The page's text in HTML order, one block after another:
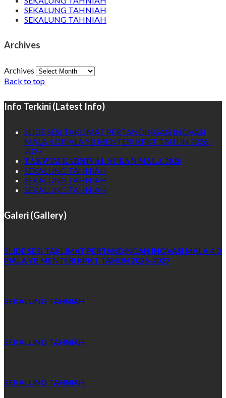
SEKALUNG TAHNIAH
SEKALUNG TAHNIAH
Archives
Archives
Back to top
Info Terkini (Latest Info)
SLIDE SESI TAKLIMAT PERTANDINGAN INOVASI
MALA 4.0 PIALA YB MENTERI KPKT TAHUN 2026-
2027
𝐓𝐀𝐊𝐖𝐈𝐌 𝐊𝐀𝐑𝐍𝐈𝐕𝐀𝐋 𝐒𝐔𝐊𝐀𝐍 𝐌𝐀𝐋𝐀 𝟐𝟎𝟐𝟔
SEKALUNG TAHNIAH
SEKALUNG TAHNIAH
SEKALUNG TAHNIAH
Galeri (Gallery)
SLIDE SESI TAKLIMAT PERTANDINGAN INOVASI MALA 4.0
PIALA YB MENTERI KPKT TAHUN 2026-2027
SEKALUNG TAHNIAH
SEKALUNG TAHNIAH
SEKALUNG TAHNIAH